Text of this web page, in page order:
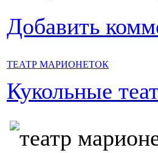
Добавить
ТЕАТР МАРИОНЕТОК
Кукольные